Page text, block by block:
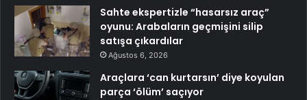
Sahte ekspertizle “hasarsız araç”
oyunu: Arabaların geçmişini silip
satışa çıkardılar
Ağustos 6, 2026
Araçlara ‘can kurtarsın’ diye koyulan
parça ‘ölüm’ saçıyor